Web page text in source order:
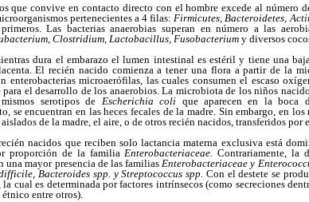
que convive en contacto directo con el hombre excede al número
pertenecientes a 4 filas: Firmicutes, Bacteroidetes,
Las bacterias anaerobias superan en número a las
Clostridium, Lactobacillus, Fusobacterium y diversos
dura el embarazo el lumen intestinal es estéril y tiene una
El recién nacido comienza a tener una flora a partir de la
enterobacterias microaerófilas, las cuales consumen el escaso
el desarrollo de los anaerobios. La microbiota de los niños
serotipos de Escherichia coli que aparecen en la boca
se encuentran en las heces fecales de la madre. Sin embargo, en
de la madre, el aire, o de otros recién nacidos, transferidos por
nacidos que reciben solo lactancia materna exclusiva está
proporción de la familiaEnterobacteriaceae.Contrariamente, la
una mayor presencia de las familiasEnterobacteriaceae y
Bacteroides spp. y Streptococcus spp. Con el destete se
cual es determinada por factores intrínsecos (como secreciones
entre otros).